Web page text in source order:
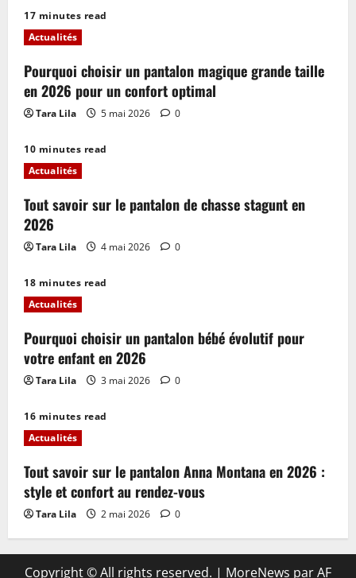
17 minutes read
Actualités
Pourquoi choisir un pantalon magique grande taille
en 2026 pour un confort optimal
Tara Lila 5 mai 2026 0
10 minutes read
Actualités
Tout savoir sur le pantalon de chasse stagunt en
2026
Tara Lila 4 mai 2026 0
18 minutes read
Actualités
Pourquoi choisir un pantalon bébé évolutif pour
votre enfant en 2026
Tara Lila 3 mai 2026 0
16 minutes read
Actualités
Tout savoir sur le pantalon Anna Montana en 2026 :
style et confort au rendez-vous
Tara Lila 2 mai 2026 0
Copyright © All rights reserved. | MoreNews par AF